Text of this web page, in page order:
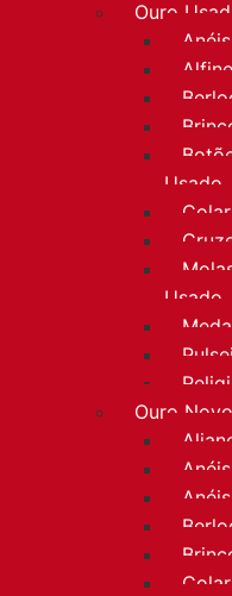
Ouro
Usado
Usado
Ouro Novo